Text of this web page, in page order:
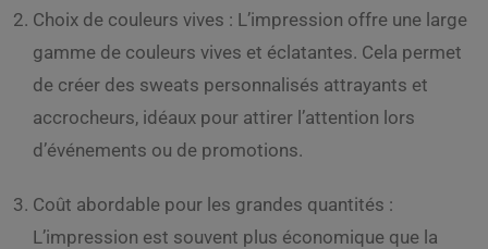
Choix de couleurs vives : L’impression offre une large
gamme de couleurs vives et éclatantes. Cela permet
de créer des sweats personnalisés attrayants et
accrocheurs, idéaux pour attirer l’attention lors
d’événements ou de promotions.
Coût abordable pour les grandes quantités :
L’impression est souvent plus économique que la